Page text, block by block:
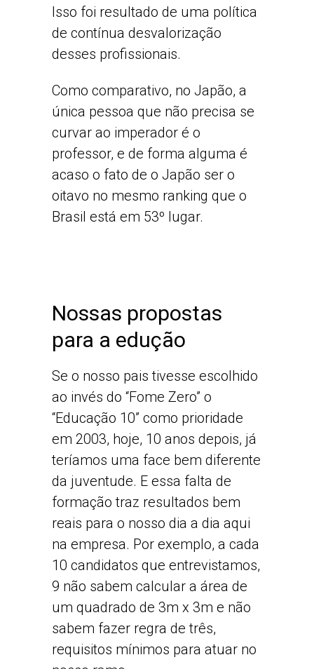
Isso foi resultado de uma política
de contínua desvalorização
desses profissionais.
Como comparativo, no Japão, a
única pessoa que não precisa se
curvar ao imperador é o
professor, e de forma alguma é
acaso o fato de o Japão ser o
oitavo no mesmo ranking que o
Brasil está em 53º lugar.
Nossas propostas
para a edução
Se o nosso pais tivesse escolhido
ao invés do “Fome Zero” o
“Educação 10” como prioridade
em 2003, hoje, 10 anos depois, já
teríamos uma face bem diferente
da juventude. E essa falta de
formação traz resultados bem
reais para o nosso dia a dia aqui
na empresa. Por exemplo, a cada
10 candidatos que entrevistamos,
9 não sabem calcular a área de
um quadrado de 3m x 3m e não
sabem fazer regra de três,
requisitos mínimos para atuar no